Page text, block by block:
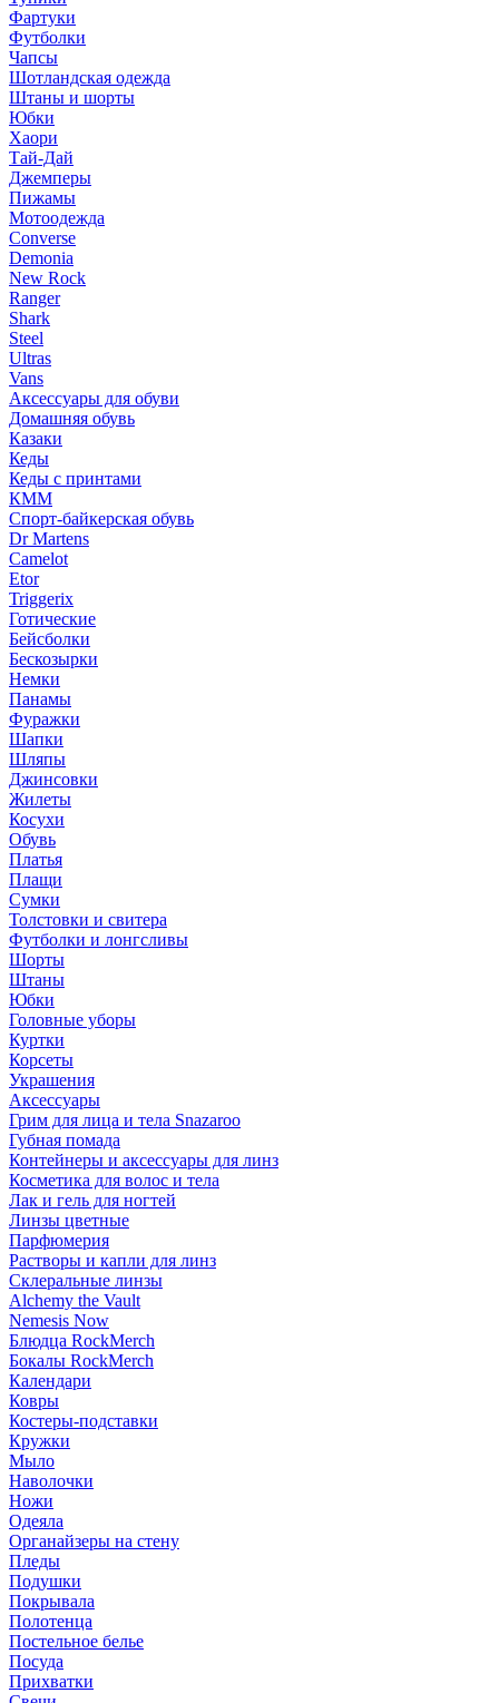
Фартуки
Футболки
Чапсы
Шотландская одежда
Штаны и шорты
Юбки
Хаори
Тай-Дай
Джемперы
Пижамы
Мотоодежда
Converse
Demonia
New Rock
Ranger
Shark
Steel
Ultras
Vans
Аксессуары для обуви
Домашняя обувь
Казаки
Кеды
Кеды с принтами
КММ
Спорт-байкерская обувь
Dr Martens
Camelot
Etor
Triggerix
Готические
Бейсболки
Бескозырки
Немки
Панамы
Фуражки
Шапки
Шляпы
Джинсовки
Жилеты
Косухи
Обувь
Платья
Плащи
Сумки
Толстовки и свитера
Футболки и лонгсливы
Шорты
Штаны
Юбки
Головные уборы
Куртки
Корсеты
Украшения
Аксессуары
Грим для лица и тела Snazaroo
Губная помада
Контейнеры и аксессуары для линз
Косметика для волос и тела
Лак и гель для ногтей
Линзы цветные
Парфюмерия
Растворы и капли для линз
Склеральные линзы
Alchemy the Vault
Nemesis Now
Блюдца RockMerch
Бокалы RockMerch
Календари
Ковры
Костеры-подставки
Кружки
Мыло
Наволочки
Ножи
Одеяла
Органайзеры на стену
Пледы
Подушки
Покрывала
Полотенца
Постельное белье
Посуда
Прихватки